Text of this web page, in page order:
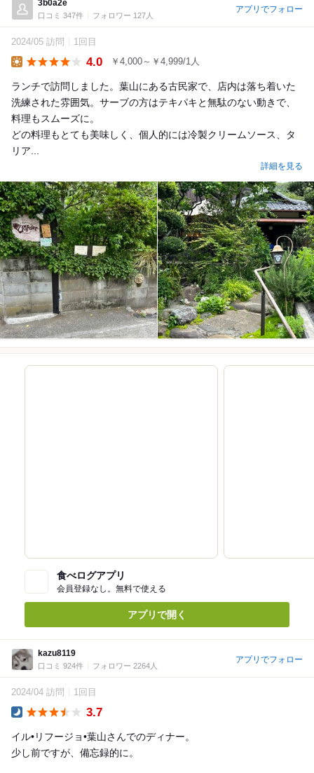
3b0a2e
口コミ 347件 フォロワー 127人
アプリでフォロー
2024/05 訪問 1回目
4.0 ￥4,000～￥4,999/1人
ランチで訪問しました。葉山にある古民家で、店内は落ち着いた
洗練された雰囲気。サーブの方はテキパキと無駄のない動きで、
料理もスムーズに。
どの料理もとても美味しく、個人的には冷製クリームソース、タ
リア...
詳細を見る
食べログアプリ
会員登録なし。無料で使える
アプリで開く
kazu8119
口コミ 924件 フォロワー 2264人
アプリでフォロー
2024/04 訪問 1回目
3.7
イル•リフージョ•葉山さんでのディナー。
少し前ですが、備忘録的に。